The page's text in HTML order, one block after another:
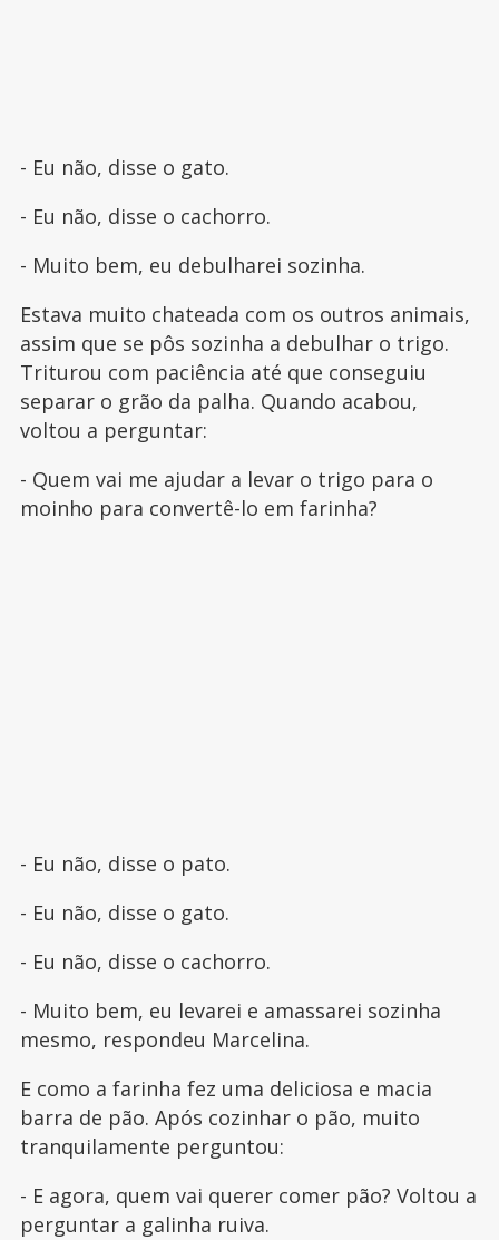
- Eu não, disse o gato.
- Eu não, disse o cachorro.
- Muito bem, eu debulharei sozinha.
Estava muito chateada com os outros animais,
assim que se pôs sozinha a debulhar o trigo.
Triturou com paciência até que conseguiu
separar o grão da palha. Quando acabou,
voltou a perguntar:
- Quem vai me ajudar a levar o trigo para o
moinho para convertê-lo em farinha?
- Eu não, disse o pato.
- Eu não, disse o gato.
- Eu não, disse o cachorro.
- Muito bem, eu levarei e amassarei sozinha
mesmo, respondeu Marcelina.
E como a farinha fez uma deliciosa e macia
barra de pão. Após cozinhar o pão, muito
tranquilamente perguntou:
- E agora, quem vai querer comer pão? Voltou a
perguntar a galinha ruiva.